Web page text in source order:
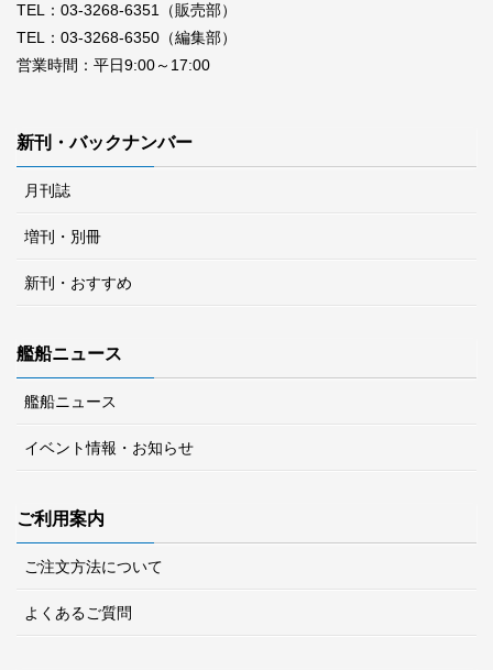
TEL：03-3268-6351（販売部）
TEL：03-3268-6350（編集部）
営業時間：平日9:00～17:00
新刊・バックナンバー
月刊誌
増刊・別冊
新刊・おすすめ
艦船ニュース
艦船ニュース
イベント情報・お知らせ
ご利用案内
ご注文方法について
よくあるご質問